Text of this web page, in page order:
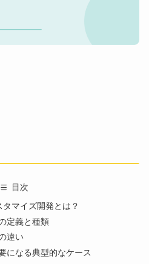
目次
マイズ開発とは？
定義と種類
違い
になる典型的なケース